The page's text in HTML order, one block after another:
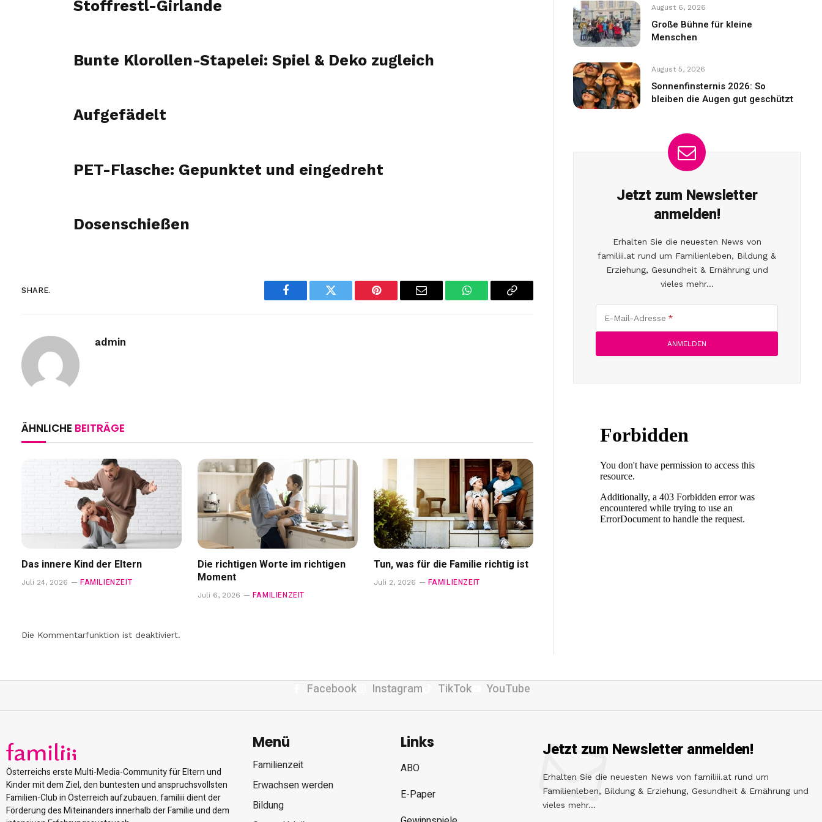
Stoffrestl-Girlande
Bunte Klorollen-Stapelei: Spiel & Deko zugleich
Aufgefädelt
PET-Flasche: Gepunktet und eingedreht
Dosenschießen
SHARE.
Facebook Twitter Pinterest Email WhatsAppCopy
admin
ÄHNLICHE BEITRÄGE
Das innere Kind der Eltern
Juli 24, 2026 FAMILIENZEIT
Die richtigen Worte im richtigen
Moment
Juli 6, 2026 FAMILIENZEIT
Tun, was für die Familie richtig ist
Juli 2, 2026 FAMILIENZEIT
Die Kommentarfunktion ist deaktiviert.
August 6, 2026
Große Bühne für kleine
Menschen
August 5, 2026
Sonnenfinsternis 2026: So
bleiben die Augen gut geschützt
Jetzt zum Newsletter
anmelden!
Erhalten Sie die neuesten News von
familiii.at rund um Familienleben, Bildung &
Erziehung, Gesundheit & Ernährung und
vieles mehr...
E-Mail-Adresse
Facebook Instagram TikTok YouTube
Österreichs erste Multi-Media-Community für Eltern und
Kinder mit dem Ziel, den buntesten und anspruchsvollsten
Familien-Club in Österreich aufzubauen. familiii dient der
Förderung des Miteinanders innerhalb der Familie und dem
Menü
Familienzeit
Erwachsen werden
Bildung
Links
ABO
E-Paper
Jetzt zum Newsletter anmelden!
Erhalten Sie die neuesten News von familiii.at rund um
Familienleben, Bildung & Erziehung, Gesundheit & Ernährung und
vieles mehr...